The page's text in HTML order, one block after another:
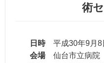
術
日時平成30年9月8
会場仙台市立病